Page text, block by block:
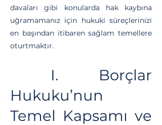
davaları gibi konularda hak kaybına
uğramamanız için hukuki süreçlerinizi
en başından itibaren sağlam temellere
oturtmaktır.
I. Borçlar
Hukuku’nun
Temel Kapsamı ve